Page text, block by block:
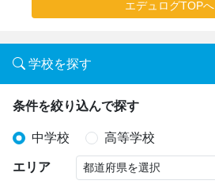
エデュログTOPへ
学校を探す
条件を絞り込んで探す
中学校 高等学校
エリア